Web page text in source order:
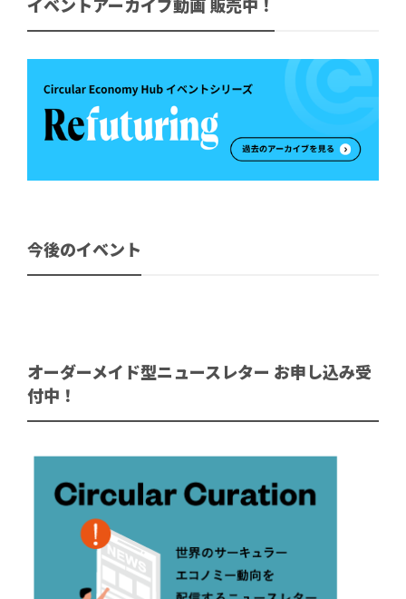
イベントアーカイブ動画 販売中！
今後のイベント
オーダーメイド型ニュースレター お申し込み受
付中！